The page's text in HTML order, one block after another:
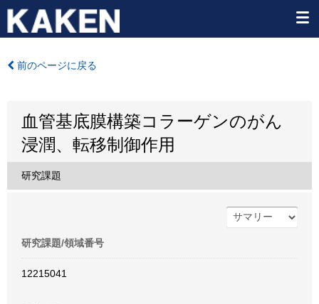
前のページに戻る
血管基底膜構築コラーゲンのがん
浸潤、転移制御作用
研究課題
研究課題/領域番号
12215041